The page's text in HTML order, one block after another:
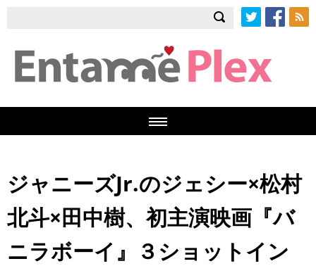
ジャニーズJr.のジェシー×松村
北斗×田中樹、初主演映画『バ
ニラボーイ』３ショットイン